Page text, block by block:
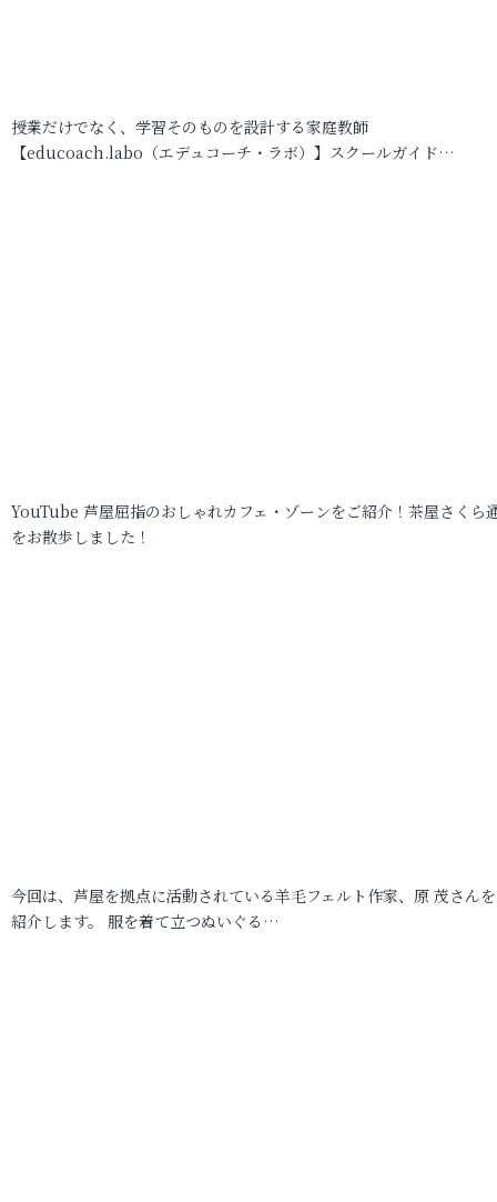
授業だけでなく、学習そのものを設計する家庭教師
【educoach.labo（エデュコーチ・ラボ）】スクールガイド…
YouTube 芦屋屈指のおしゃれカフェ・ゾーンをご紹介！茶屋さくら
をお散歩しました！
今回は、芦屋を拠点に活動されている羊毛フェルト作家、原 茂さん
紹介します。 服を着て立つぬいぐる…